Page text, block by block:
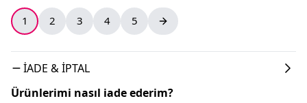
1 2 3 4 5
İADE & İPTAL
Ürünlerimi nasıl iade ederim?